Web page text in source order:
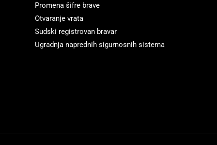
Promena šifre brave
Otvaranje vrata
Sudski registrovan bravar
Ugradnja naprednih sigurnosnih sistema